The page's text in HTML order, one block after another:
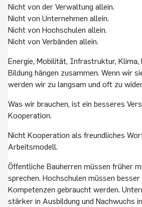
Nicht von der Verwaltung allein.
Nicht von Unternehmen allein.
Nicht von Hochschulen allein.
Nicht von Verbänden allein.
Energie, Mobilität, Infrastruktur, Klima,
Bildung hängen zusammen. Wenn wir
werden wir zu langsam und oft zu
Was wir brauchen, ist ein besseres
Kooperation.
Nicht Kooperation als freundliches
Arbeitsmodell.
Öffentliche Bauherren müssen früher
sprechen. Hochschulen müssen
Kompetenzen gebraucht werden.
stärker in Ausbildung und Nachwuchs